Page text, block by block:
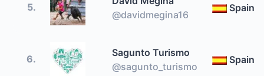
5.
@davidmegina16
Spain
6.
Sagunto Turismo
@sagunto_turismo
Spain